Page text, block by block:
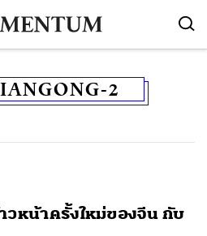
2
าวหน้าครั้งใหม่ของจีน กับ